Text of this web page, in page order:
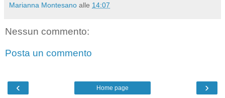
Marianna Montesano alle 14:07
Nessun commento:
Posta un commento
‹ ›
Home page